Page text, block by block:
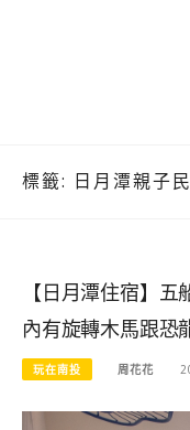
標籤: 日月潭親子
【日月潭住宿】
內有旋轉木馬跟恐
玩在南投 周花花